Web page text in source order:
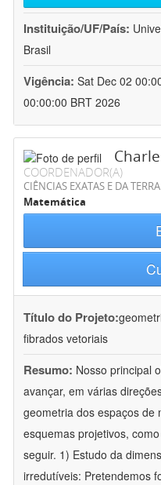
Instituição/UF/País:
Brasil
Vigência: Sat Dec 02
00:00:00 BRT 2026
COORDENADOR(A)
CIÊNCIAS EXATAS E DA TERRA
Matemática
Título do Projeto:
fibrados vetoriais
Resumo: Nosso principal
avançar, em várias
geometria dos espaços de
esquemas projetivos,
seguir. 1) Estudo da
irredutíveis: Pretendemos